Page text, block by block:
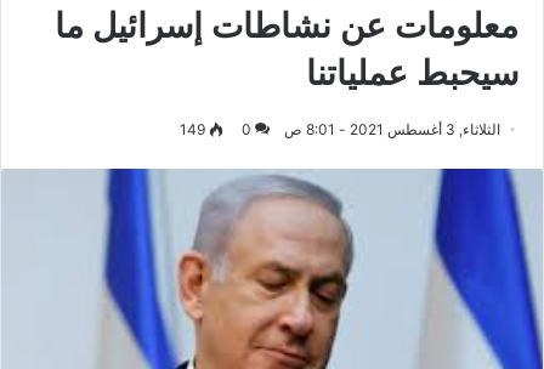
معلومات عن نشاطات إسرائيل ما
سيحبط عملياتنا
الثلاثاء, 3 أغسطس 2021 - 8:01 ص 0
149